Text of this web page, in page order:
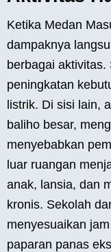
Ketika Medan
dampaknya
berbagai aktivitas.
peningkatan
listrik. Di sisi lain,
baliho besar,
menyebabkan
luar ruangan
anak, lansia, dan
kronis. Sekolah
menyesuaikan
paparan panas